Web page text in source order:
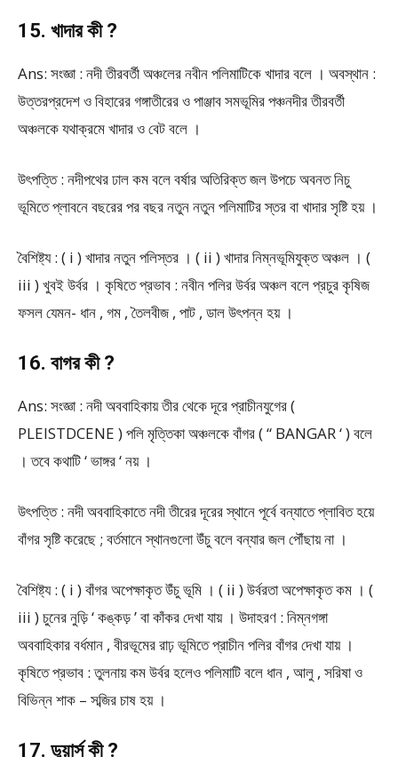
15. খাদার কী ?
Ans: সংজ্ঞা : নদী তীরবর্তী অঞ্চলের নবীন পলিমাটিকে খাদার বলে । অবস্থান :
উত্তরপ্রদেশ ও বিহারের গঙ্গাতীরের ও পাঞ্জাব সমভূমির পঞ্চনদীর তীরবর্তী
অঞ্চলকে যথাক্রমে খাদার ও বেট বলে ।
উৎপত্তি : নদীপথের ঢাল কম বলে বর্ষার অতিরিক্ত জল উপচে অবনত নিচু
ভূমিতে প্লাবনে বছরের পর বছর নতুন নতুন পলিমাটির স্তর বা খাদার সৃষ্টি হয় ।
বৈশিষ্ট্য : ( i ) খাদার নতুন পলিস্তর । ( ii ) খাদার নিম্নভূমিযুক্ত অঞ্চল । (
iii ) খুবই উর্বর । কৃষিতে প্রভাব : নবীন পলির উর্বর অঞ্চল বলে প্রচুর কৃষিজ
ফসল যেমন- ধান , গম , তৈলবীজ , পাট , ডাল উৎপন্ন হয় ।
16. বাগর কী ?
Ans: সংজ্ঞা : নদী অববাহিকায় তীর থেকে দূরে প্রাচীনযুগের (
PLEISTDCENE ) পলি মৃত্তিকা অঞ্চলকে বাঁগর ( “ BANGAR ‘ ) বলে
। তবে কথাটি ‘ ভাঙ্গর ‘ নয় ।
উৎপত্তি : নদী অববাহিকাতে নদী তীরের দূরের স্থানে পূর্বে বন্যাতে প্লাবিত হয়ে
বাঁগর সৃষ্টি করেছে ; বর্তমানে স্থানগুলো উঁচু বলে বন্যার জল পৌঁছায় না ।
বৈশিষ্ট্য : ( i ) বাঁগর অপেক্ষাকৃত উঁচু ভূমি । ( ii ) উর্বরতা অপেক্ষাকৃত কম । (
iii ) চুনের নুড়ি ‘ কঙ্কড় ’ বা কাঁকর দেখা যায় । উদাহরণ : নিম্নগঙ্গা
অববাহিকার বর্ধমান , বীরভূমের রাঢ় ভূমিতে প্রাচীন পলির বাঁগর দেখা যায় ।
কৃষিতে প্রভাব : তুলনায় কম উর্বর হলেও পলিমাটি বলে ধান , আলু , সরিষা ও
বিভিন্ন শাক – সব্জির চাষ হয় ।
17. ডুয়ার্স কী ?